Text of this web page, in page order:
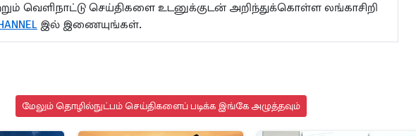
வெளிநாட்டு செய்திகளை உடனுக்குடன் அறிந்துக்கொள்ள லங்காசிறி
இல் இணையுங்கள்.
மேலும் தொழில்நுட்பம் செய்திகளைப் படிக்க இங்கே அழுத்தவும்